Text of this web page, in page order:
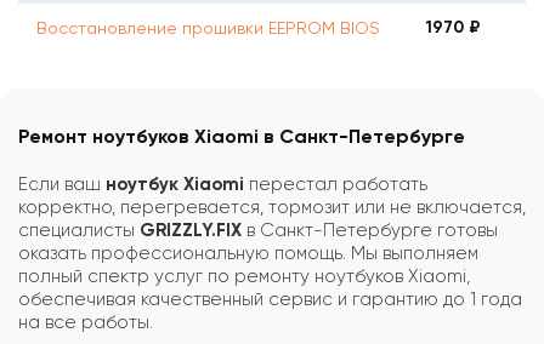
Восстановление прошивки EEPROM BIOS 1970 ₽
Ремонт ноутбуков Xiaomi в Санкт-Петербурге
Если ваш ноутбук Xiaomi перестал работать
корректно, перегревается, тормозит или не включается,
специалисты GRIZZLY.FIX в Санкт-Петербурге готовы
оказать профессиональную помощь. Мы выполняем
полный спектр услуг по ремонту ноутбуков Xiaomi,
обеспечивая качественный сервис и гарантию до 1 года
на все работы.